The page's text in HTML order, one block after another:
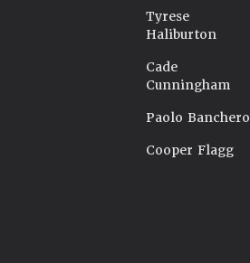
Tyrese
Haliburton
Cade
Cunningham
Paolo Banchero
Cooper Flagg